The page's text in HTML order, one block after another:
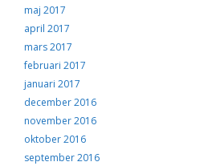
maj 2017
april 2017
mars 2017
februari 2017
januari 2017
december 2016
november 2016
oktober 2016
september 2016